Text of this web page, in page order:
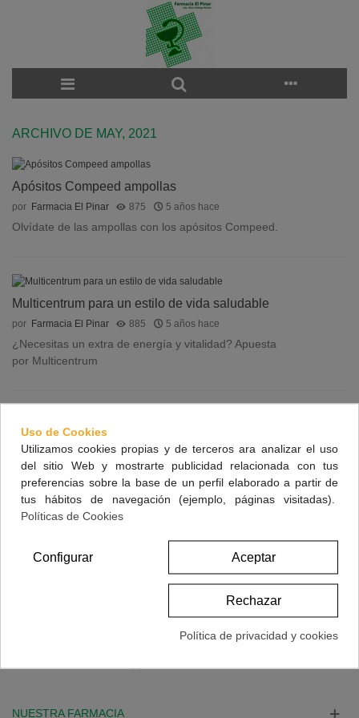
ARCHIVO DE MAY, 2021
Apósitos Compeed ampollas
por Farmacia El Pinar 875 5 años hace
Olvídate de las ampollas con los apósitos Compeed.
Multicentrum para un estilo de vida saludable
por Farmacia El Pinar 885 5 años hace
¿Necesitas un extra de energía y vitalidad? Apuesta
por Multicentrum
Nutricosmética solar para proteger tu piel desde dentro
1293
Comienza a proteger tu piel del sol desde dentro gracias a
la nutricosmética solar.
Operación bikini 2021: claves para no fracasar
NUESTRA FARMACIA
Uso de Cookies
Utilizamos cookies propias y de terceros ara analizar el uso
del sitio Web y mostrarte publicidad relacionada con tus
preferencias sobre la base de un perfil elaborado a partir de
tus hábitos de navegación (ejemplo, páginas visitadas).
Políticas de Cookies
Aceptar
Rechazar
Configurar
Política de privacidad y cookies